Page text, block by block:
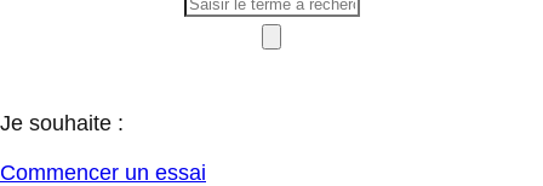
Je souhaite :
Commencer un essai